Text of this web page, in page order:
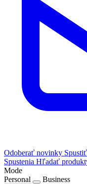
Odoberať novinky Spustiť
Spustenia Hľadať
Mode
Personal
Business